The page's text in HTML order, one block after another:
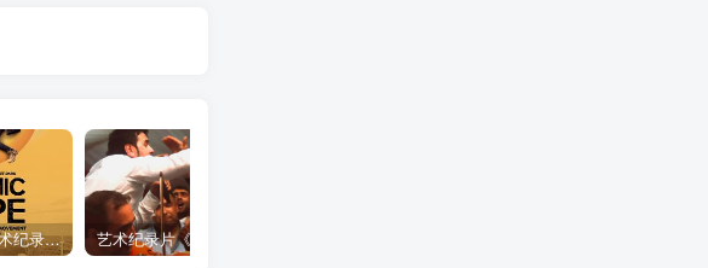
自然，工艺技术纪录片《原子能的希望 Atomic Hope – Inside the Pro-Nuclear Movement》下载